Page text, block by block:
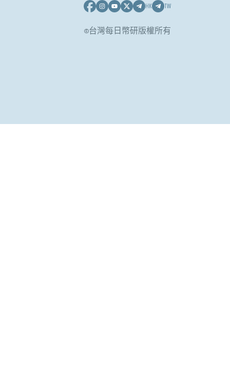
HK TW
©台灣每日幣研版權所有